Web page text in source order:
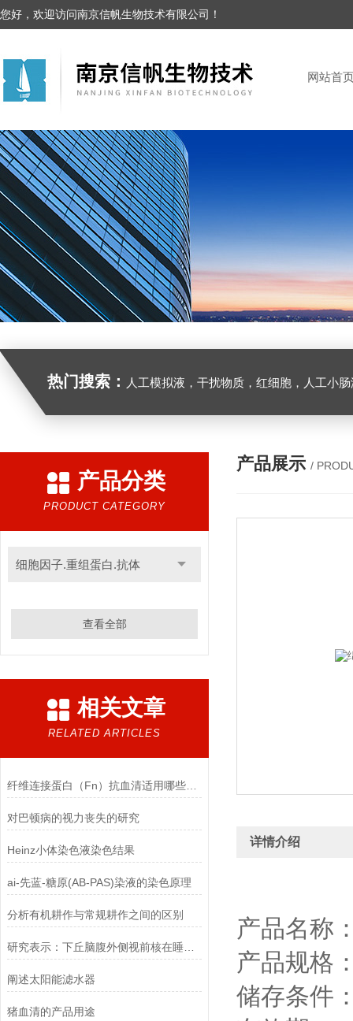
您好，欢迎访问南京信帆生物技术有限公司！
网站首
热门搜索： 人工模拟液，干扰物质，红细胞，人工小
产品分类
PRODUCT CATEGORY
细胞因子.重组蛋白.抗体
查看全部
相关文章
RELATED ARTICLES
纤维连接蛋白（Fn）抗血清适用哪些实验
对巴顿病的视力丧失的研究
Heinz小体染色液染色结果
ai-先蓝-糖原(AB-PAS)染液的染色原理
分析有机耕作与常规耕作之间的区别
研究表示：下丘脑腹外侧视前核在睡眠中其中至关重要的作用
阐述太阳能滤水器
猪血清的产品用途
产品展示 /
详情介绍
产品名称
产品规格
储存条件